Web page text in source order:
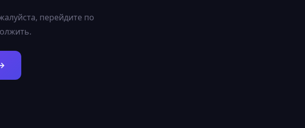
перейдите по